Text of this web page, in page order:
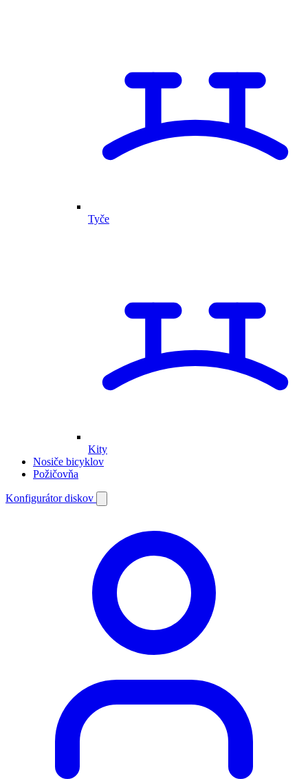
Tyče
Kity
Nosiče bicyklov
Požičovňa
Konfigurátor diskov
vyhľadávanie
Môj
účet